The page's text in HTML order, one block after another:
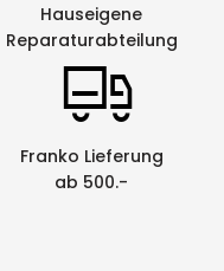
Hauseigene
Reparaturabteilung
Franko Lieferung
ab 500.-